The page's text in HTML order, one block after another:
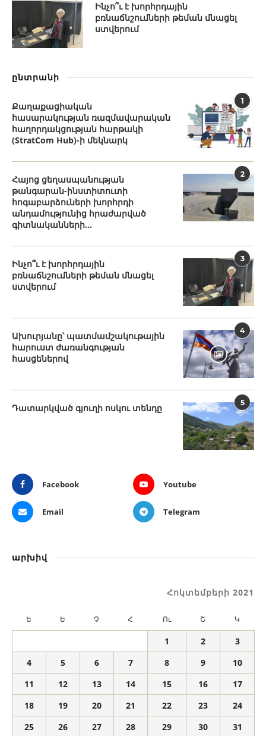
Ինչո՞ւ է խորհրդային
բռնաճնշումների թեման մնացել
ստվերում
ընտրանի
1
Քաղաքացիական
հասարակության ռազմավարական
հաղորդակցության հարթակի
(StratCom Hub)-ի մեկնարկ
2
Հայոց ցեղասպանության
թանգարան-ինստիտուտի
հոգաբարձուների խորհրդի
անդամությունից հրաժարված
գիտնականների...
3
Ինչո՞ւ է խորհրդային
բռնաճնշումների թեման մնացել
ստվերում
4
Ախուրյանը՝ պատմամշակութային
հարուստ ժառանգության
հասցեներով
5
Դատարկված գյուղի ոսկու տենդը
Facebook Youtube
Email Telegram
արխիվ
Հոկտեմբերի 2021
Ե Ե Չ Հ Ու Շ Կ
1 2
3
4
5 6 7 8 9
10
11
12 13 14 15 16
17
18
19 20 21 22 23
24
25
26 27 28 29 30 31